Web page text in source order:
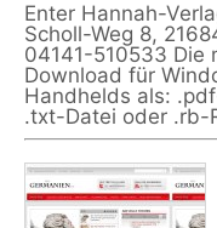
Enter Hannah-
Scholl-Weg 8,
04141-510533 Die
Download für
Handhelds als:
.txt-Datei oder .rb-